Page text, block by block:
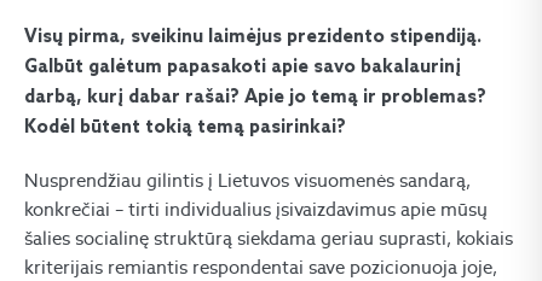
Visų pirma, sveikinu laimėjus prezidento stipendiją.
Galbūt galėtum papasakoti apie savo bakalaurinį
darbą, kurį dabar rašai? Apie jo temą ir problemas?
Kodėl būtent tokią temą pasirinkai?
Nusprendžiau gilintis į Lietuvos visuomenės sandarą,
konkrečiai – tirti individualius įsivaizdavimus apie mūsų
šalies socialinę struktūrą siekdama geriau suprasti, kokiais
kriterijais remiantis respondentai save pozicionuoja joje,